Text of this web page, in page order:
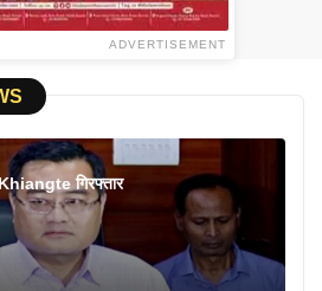
ADVERTISEMENT
गिरफ्तार